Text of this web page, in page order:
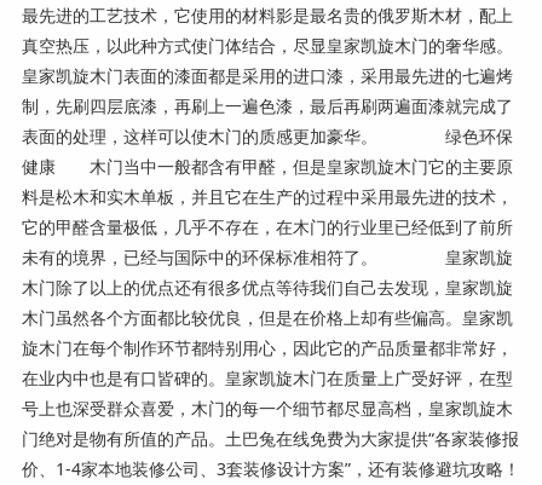
最先进的工艺技术，它使用的材料影是最名贵的俄罗斯木材，配上
真空热压，以此种方式使门体结合，尽显皇家凯旋木门的奢华感。
皇家凯旋木门表面的漆面都是采用的进口漆，采用最先进的七遍烤
制，先刷四层底漆，再刷上一遍色漆，最后再刷两遍面漆就完成了
表面的处理，这样可以使木门的质感更加豪华。 绿色环保
健康 木门当中一般都含有甲醛，但是皇家凯旋木门它的主要原
料是松木和实木单板，并且它在生产的过程中采用最先进的技术，
它的甲醛含量极低，几乎不存在，在木门的行业里已经低到了前所
未有的境界，已经与国际中的环保标准相符了。 皇家凯旋
木门除了以上的优点还有很多优点等待我们自己去发现，皇家凯旋
木门虽然各个方面都比较优良，但是在价格上却有些偏高。皇家凯
旋木门在每个制作环节都特别用心，因此它的产品质量都非常好，
在业内中也是有口皆碑的。皇家凯旋木门在质量上广受好评，在型
号上也深受群众喜爱，木门的每一个细节都尽显高档，皇家凯旋木
门绝对是物有所值的产品。土巴兔在线免费为大家提供“各家装修报
价、1-4家本地装修公司、3套装修设计方案”，还有装修避坑攻略！